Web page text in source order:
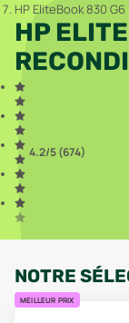
HP EliteBook 830 G6
HP
4.2/5 (674)
NOTRE
MEILLEUR PRIX